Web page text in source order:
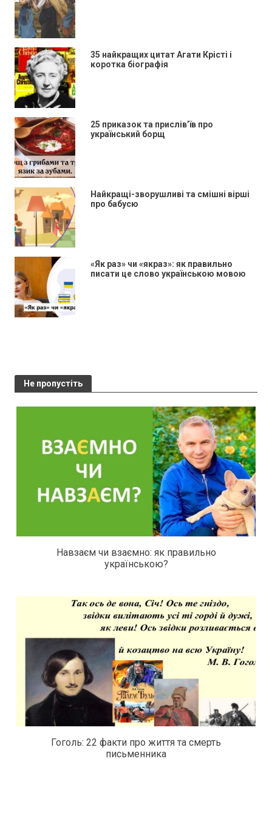
35 найкращих цитат Агати Крісті і
коротка біографія
25 приказок та прислів’їв про
український борщ
Найкращі-зворушливі та смішні вірші
про бабусю
«Як раз» чи «якраз»: як правильно
писати це слово українською мовою
Не пропустіть
Навзаєм чи взаємно: як правильно
українською?
Гоголь: 22 факти про життя та смерть
письменника